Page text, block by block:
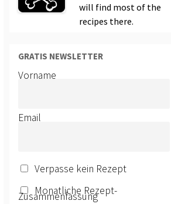
will find most of the
recipes there.
GRATIS NEWSLETTER
Vorname
Email
Verpasse kein Rezept
Monatliche Rezept-
Zusammenfassung